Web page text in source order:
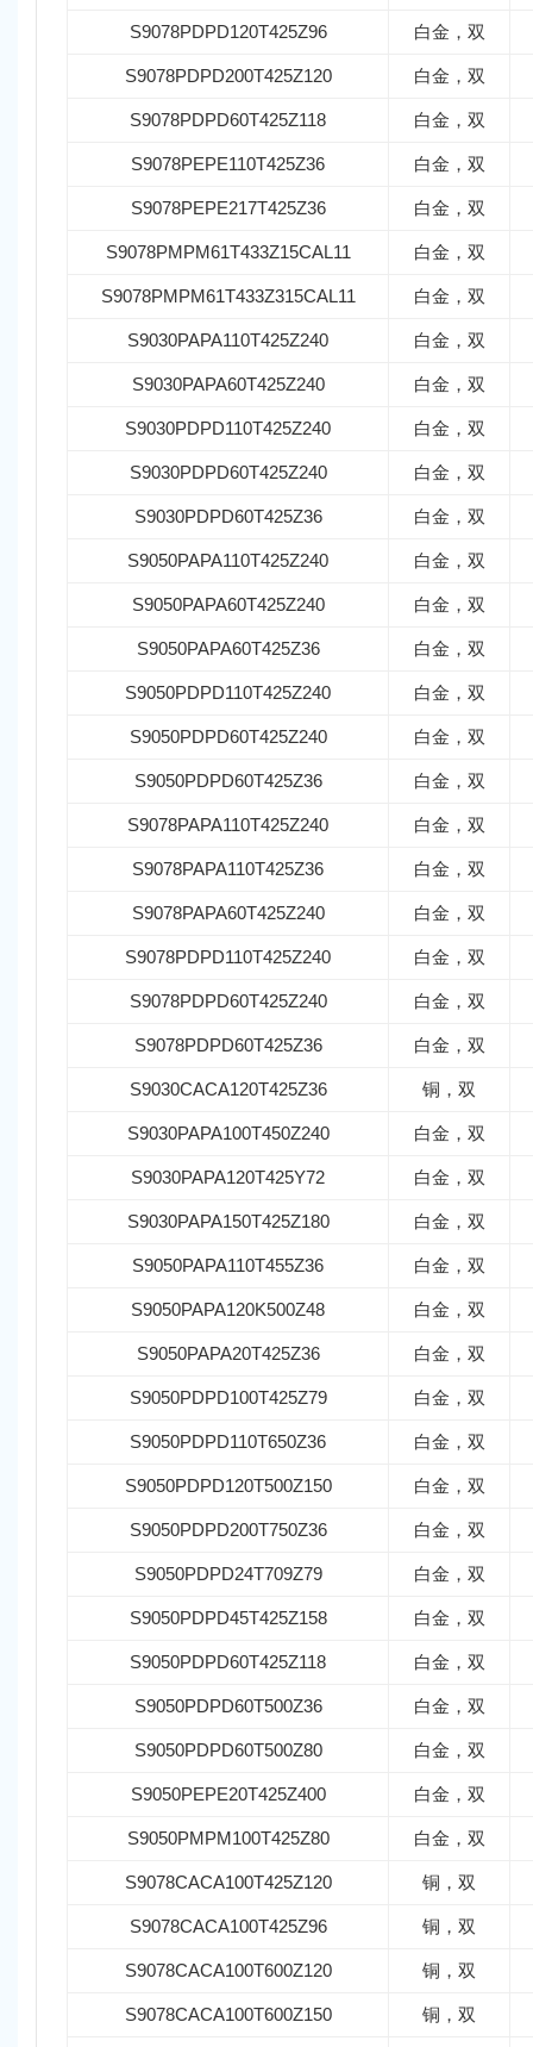
S9078PDPD120T425Z96 白金，双
S9078PDPD200T425Z120 白金，双
S9078PDPD60T425Z118 白金，双
S9078PEPE110T425Z36 白金，双
S9078PEPE217T425Z36 白金，双
S9078PMPM61T433Z15CAL11 白金，双
S9078PMPM61T433Z315CAL11 白金，双
S9030PAPA110T425Z240 白金，双
S9030PAPA60T425Z240 白金，双
S9030PDPD110T425Z240 白金，双
S9030PDPD60T425Z240 白金，双
S9030PDPD60T425Z36 白金，双
S9050PAPA110T425Z240 白金，双
S9050PAPA60T425Z240 白金，双
S9050PAPA60T425Z36 白金，双
S9050PDPD110T425Z240 白金，双
S9050PDPD60T425Z240 白金，双
S9050PDPD60T425Z36 白金，双
S9078PAPA110T425Z240 白金，双
S9078PAPA110T425Z36 白金，双
S9078PAPA60T425Z240 白金，双
S9078PDPD110T425Z240 白金，双
S9078PDPD60T425Z240 白金，双
S9078PDPD60T425Z36 白金，双
S9030CACA120T425Z36 铜，双
S9030PAPA100T450Z240 白金，双
S9030PAPA120T425Y72 白金，双
S9030PAPA150T425Z180 白金，双
S9050PAPA110T455Z36 白金，双
S9050PAPA120K500Z48 白金，双
S9050PAPA20T425Z36 白金，双
S9050PDPD100T425Z79 白金，双
S9050PDPD110T650Z36 白金，双
S9050PDPD120T500Z150 白金，双
S9050PDPD200T750Z36 白金，双
S9050PDPD24T709Z79 白金，双
S9050PDPD45T425Z158 白金，双
S9050PDPD60T425Z118 白金，双
S9050PDPD60T500Z36 白金，双
S9050PDPD60T500Z80 白金，双
S9050PEPE20T425Z400 白金，双
S9050PMPM100T425Z80 白金，双
S9078CACA100T425Z120 铜，双
S9078CACA100T425Z96 铜，双
S9078CACA100T600Z120 铜，双
S9078CACA100T600Z150 铜，双